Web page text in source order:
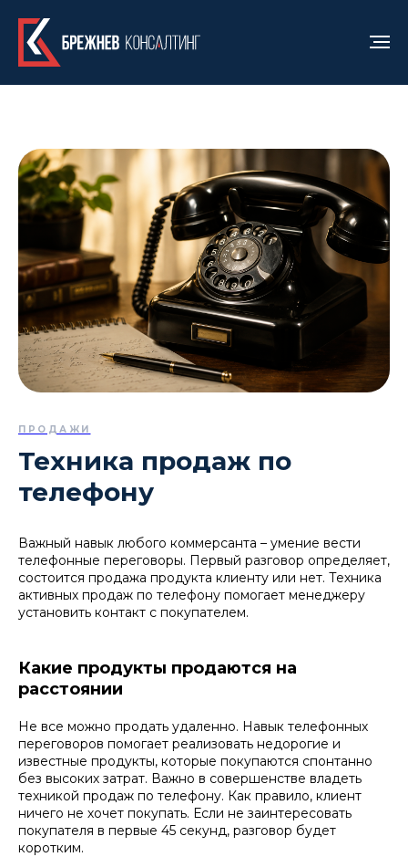
ПРОДАЖИ
Техника продаж по
телефону
Важный навык любого коммерсанта – умение вести
телефонные переговоры. Первый разговор определяет,
состоится продажа продукта клиенту или нет. Техника
активных продаж по телефону помогает менеджеру
установить контакт с покупателем.
Какие продукты продаются на
расстоянии
Не все можно продать удаленно. Навык телефонных
переговоров помогает реализовать недорогие и
известные продукты, которые покупаются спонтанно
без высоких затрат. Важно в совершенстве владеть
техникой продаж по телефону. Как правило, клиент
ничего не хочет покупать. Если не заинтересовать
покупателя в первые 45 секунд, разговор будет
коротким.